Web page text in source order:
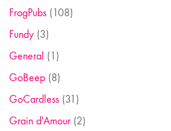
FrogPubs (108)
Fundy (3)
General (1)
GoBeep (8)
GoCardless (31)
Grain d'Amour(2)